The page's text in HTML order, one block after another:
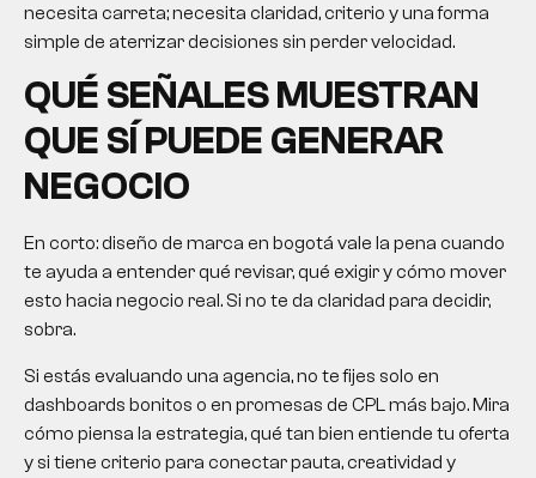
necesita carreta; necesita claridad, criterio y una forma
simple de aterrizar decisiones sin perder velocidad.
QUÉ SEÑALES MUESTRAN
QUE SÍ PUEDE GENERAR
NEGOCIO
En corto: diseño de marca en bogotá vale la pena cuando
te ayuda a entender qué revisar, qué exigir y cómo mover
esto hacia negocio real. Si no te da claridad para decidir,
sobra.
Si estás evaluando una agencia, no te fijes solo en
dashboards bonitos o en promesas de CPL más bajo. Mira
cómo piensa la estrategia, qué tan bien entiende tu oferta
y si tiene criterio para conectar pauta, creatividad y